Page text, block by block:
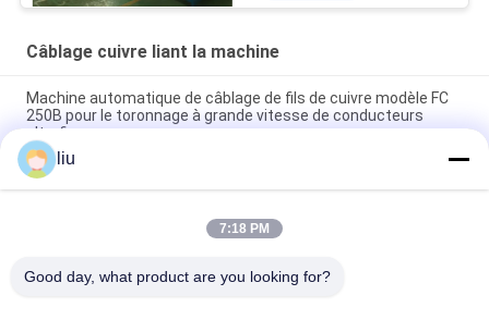
Câblage cuivre liant la machine
Machine automatique de câblage de fils de cuivre modèle FC
250B pour le toronnage à grande vitesse de conducteurs
ultrafins
Fuchuan 800 machine à câble de cuivre à haute vitesse à
double torsion
Machine à doubler et torsader les câbles en fil de cuivre à
liu
7:18 PM
Good day, what product are you looking for?